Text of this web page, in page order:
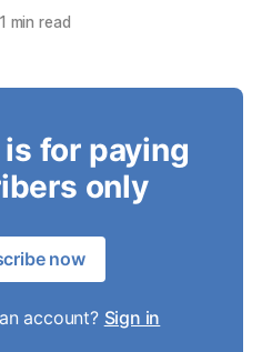
min read
for paying
only
now
account? Sign in